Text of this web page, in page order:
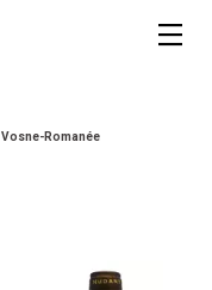
Vosne-Romanée